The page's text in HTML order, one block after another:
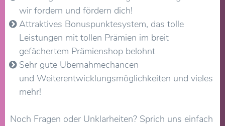
wir fordern und fördern dich!
Attraktives Bonuspunktesystem, das tolle
Leistungen mit tollen Prämien im breit
gefächertem Prämienshop belohnt
Sehr gute Übernahmechancen
und Weiterentwicklungsmöglichkeiten und vieles
mehr!
Noch Fragen oder Unklarheiten? Sprich uns einfach